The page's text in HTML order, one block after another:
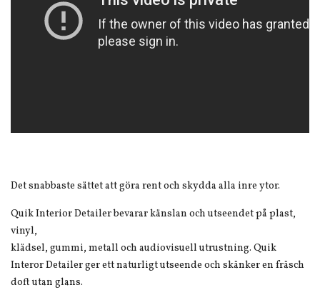
Det snabbaste sättet att göra rent och skydda alla inre ytor.
Quik Interior Detailer bevarar känslan och utseendet på plast,
vinyl,
klädsel, gummi, metall och audiovisuell utrustning. Quik
Interor Detailer ger ett naturligt utseende och skänker en fräsch
doft utan glans.